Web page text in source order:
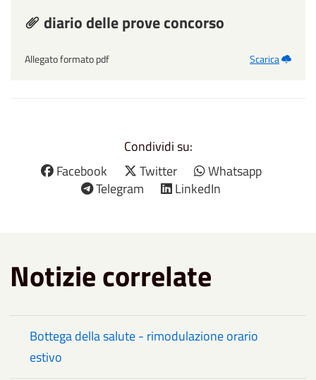
diario delle prove concorso
Allegato formato pdf Scarica
Condividi su:
Facebook
Twitter
Whatsapp
Telegram
LinkedIn
Notizie correlate
Bottega della salute - rimodulazione orario
estivo